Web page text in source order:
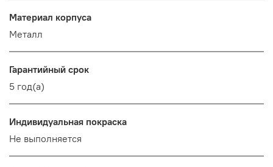
Материал корпуса
Металл
Гарантийный срок
5 год(а)
Индивидуальная покраска
Не выполняется